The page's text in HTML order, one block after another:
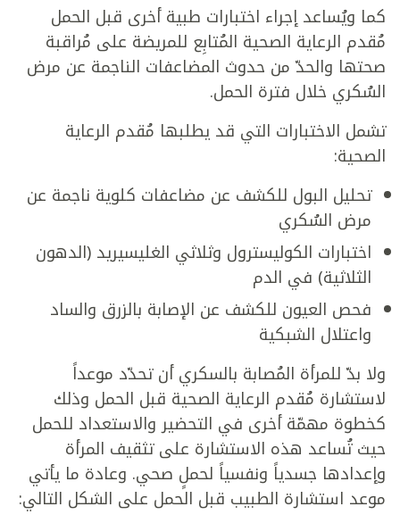
كما ويُساعد إجراء اختبارات طبية أخرى قبل الحمل
مُقدم الرعاية الصحية المُتابِع للمريضة على مُراقبة
صحتها والحدّ من حدوث المضاعفات الناجمة عن مرض
السُكري خلال فترة الحمل.
تشمل الاختبارات التي قد يطلبها مُقدم الرعاية
الصحية:
تحليل البول للكشف عن مضاعفات كلوية ناجمة عن
مرض السُكري
اختبارات الكوليسترول وثلاثي الغليسيريد (الدهون
الثلاثية) في الدم
فحص العيون للكشف عن الإصابة بالزرق والساد
واعتلال الشبكية
ولا بدّ للمرأة المُصابة بالسكري أن تحدّد موعداً
لاستشارة مُقدم الرعاية الصحية قبل الحمل وذلك
كخطوة مهمّة أخرى في التحضير والاستعداد للحمل
حيث تُساعد هذه الاستشارة على تثقيف المرأة
وإعدادها جسدياً ونفسياً لحملٍ صحي. وعادة ما يأتي
موعد استشارة الطبيب قبل الحمل على الشكل التالي: